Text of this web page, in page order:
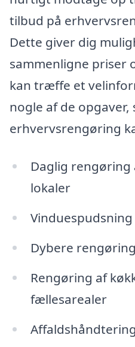
tilbud på
Dette giver dig
sammenligne priser
kan træffe et
nogle af de opgaver,
erhvervsrengøring
Daglig
lokaler
Dybere
Rengøring af
fællesarealer